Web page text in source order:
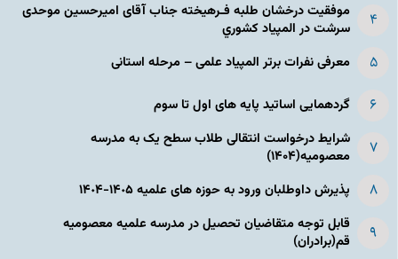
موفقیت درخشان طلبه فـرهیخته جناب آقای امیرحسین موحدی
سرشت در المپياد كشوري
معرفی نفرات برتر المپیاد علمی – مرحله استانی
گردهمایی اساتید پایه های اول تا سوم
شرایط درخواست انتقالی طلاب سطح یک به مدرسه
معصومیه(۱۴۰۴)
پذیرش داوطلبان ورود به حوزه های علمیه ١۴٠۵-١۴٠۴
قابل توجه متقاضیان تحصیل در مدرسه علمیه معصومیه
قم(برادران)